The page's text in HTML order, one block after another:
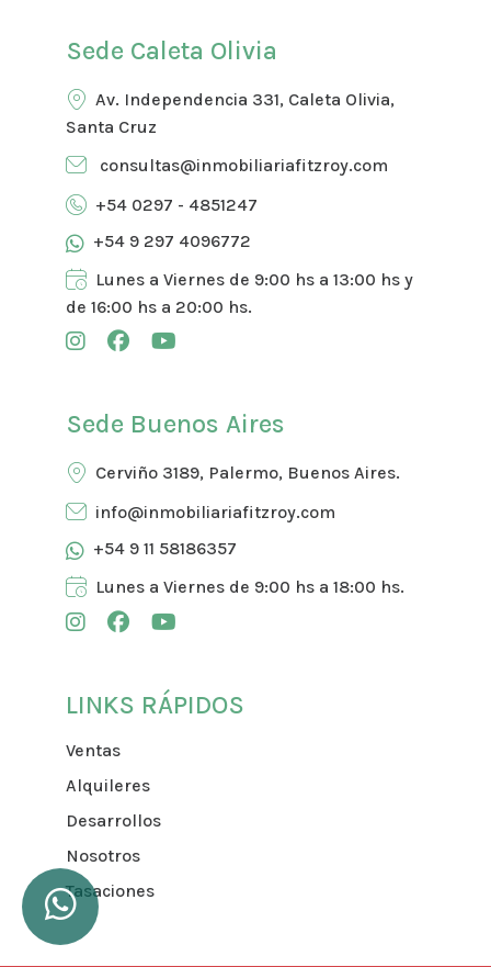
Sede Caleta Olivia
Av. Independencia 331, Caleta Olivia,
Santa Cruz
consultas@inmobiliariafitzroy.com
+54 0297 - 4851247
+54 9 297 4096772
Lunes a Viernes de 9:00 hs a 13:00 hs y
de 16:00 hs a 20:00 hs.
Sede Buenos Aires
Cerviño 3189, Palermo, Buenos Aires.
info@inmobiliariafitzroy.com
+54 9 11 58186357
Lunes a Viernes de 9:00 hs a 18:00 hs.
LINKS RÁPIDOS
Ventas
Alquileres
Desarrollos
Nosotros
Tasaciones